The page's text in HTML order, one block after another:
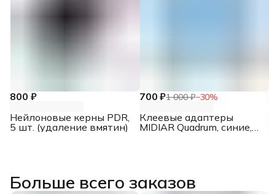
800 ₽
Нейлоновые керны PDR,
5 шт. (удаление вмятин)
700 ₽1 000 ₽−30%
Клеевые адаптеры
MIDIAR Quadrum, синие,
Больше всего заказов